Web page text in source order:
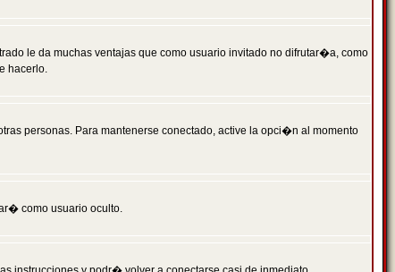
le da muchas ventajas que como usuario invitado no difrutar�a, como
hacerlo.
personas. Para mantenerse conectado, active la opci�n al momento
como usuario oculto.